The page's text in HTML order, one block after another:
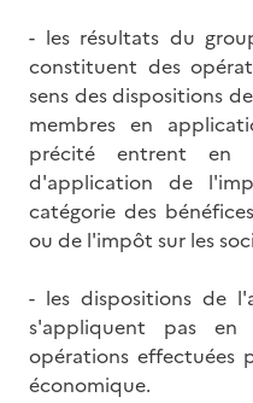
- les résultats du
constituent des
sens des dispositions
membres en
précité entrent en
d'application de
catégorie des
ou de l'impôt sur les
- les dispositions de
s'appliquent pas
opérations effectuées
économique.